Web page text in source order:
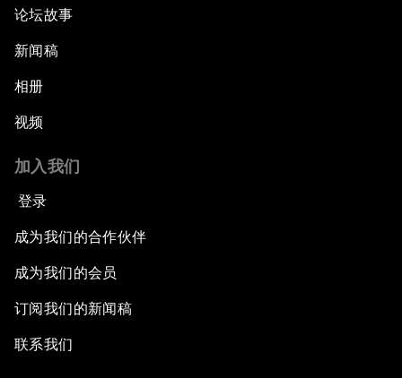
论坛故事
新闻稿
相册
视频
加入我们
登录
成为我们的合作伙伴
成为我们的会员
订阅我们的新闻稿
联系我们